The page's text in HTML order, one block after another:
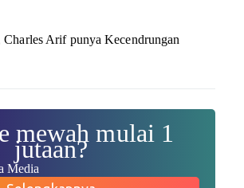
Arif punya Kecendrungan
mewah mulai 1
jutaan?
Media